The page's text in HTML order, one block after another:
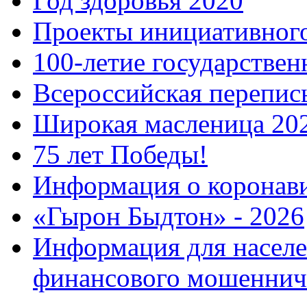
Проекты
100-летие
Всероссийская
Широкая масленица
75 лет Победы!
Информация о
«Гырон Быдтон» - 2026
Информация для
финансового